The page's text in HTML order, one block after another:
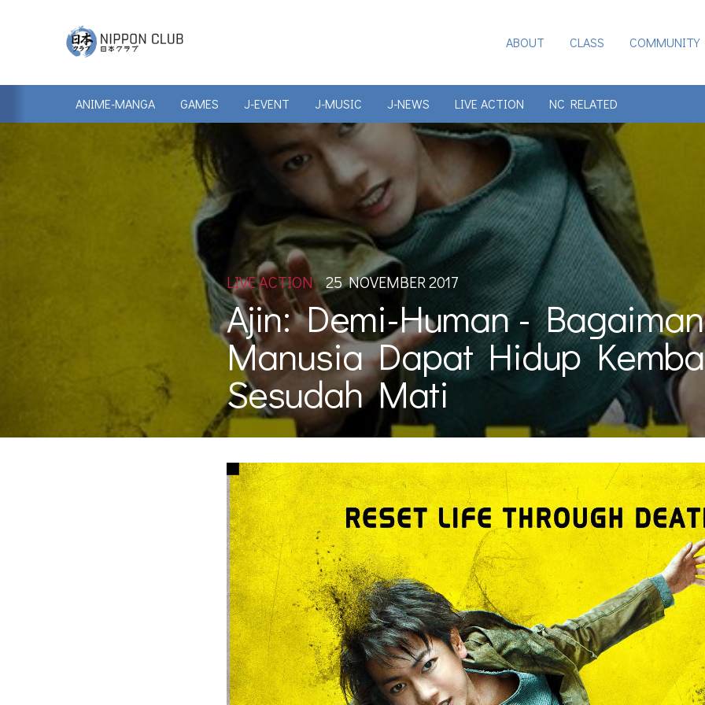
ABOUT CLASS COMMUNITY
ANIME-MANGA GAMES J-EVENT J-MUSIC J-NEWS LIVE ACTION NC RELATED
LIVE ACTION 25 NOVEMBER 2017
Ajin: Demi-Human -
Manusia Dapat Hidup
Sesudah Mati